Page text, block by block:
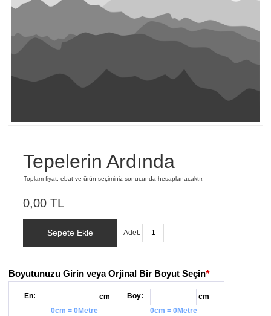
Tepelerin Ardında
Toplam fiyat, ebat ve ürün seçiminiz sonucunda hesaplanacaktır.
0,00 TL
Sepete Ekle Adet:
Boyutunuzu Girin veya Orjinal Bir Boyut Seçin*
En:
cm
0cm = 0Metre
Boy:
cm
0cm = 0Metre